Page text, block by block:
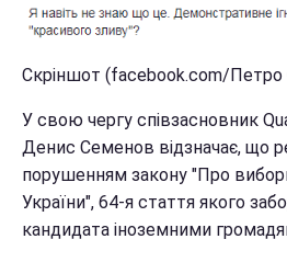
Скріншот (facebook.com/
У свою чергу співзасновник
Денис Семенов відзначає, що
порушенням закону "Про
України", 64-я стаття якого
кандидата іноземними